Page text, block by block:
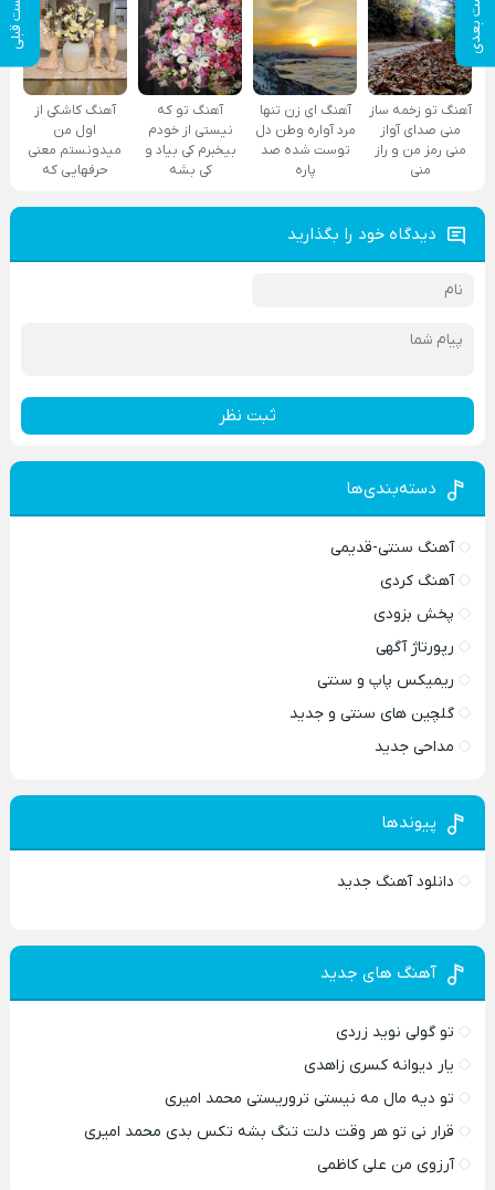
پست بعدی پست قبلی
آهنگ تو زخمه ساز
منی صدای آواز
منی رمز من و راز
منی
آهنگ ای زن تنها
مرد آواره وطن دل
توست شده صد
پاره
آهنگ تو که
نیستی از خودم
بیخبرم کی بیاد و
کی بشه
آهنگ کاشکی از
اول من
میدونستم معنی
حرفهایی که
دیدگاه خود را بگذارید
ثبت نظر
دسته‌بندی‌ها
آهنگ سنتی-قدیمی
آهنگ کردی
پخش بزودی
رپورتاژ آگهی
ریمیکس پاپ و سنتی
گلچین های سنتی و جدید
مداحی جدید
پیوندها
دانلود آهنگ جدید
آهنگ های جدید
تو گولی نوید زردی
یار دیوانه کسری زاهدی
تو دیه مال مه نیستی تروریستی محمد امیری
قرار نی تو هر وقت دلت تنگ بشه تکس بدی محمد امیری
آرزوی من علی کاظمی